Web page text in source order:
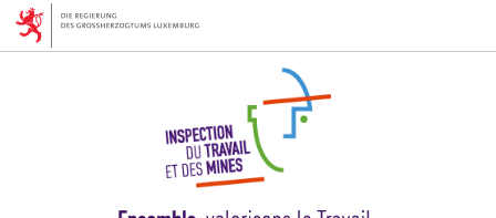
Zur
Navigation
Zum
Inhalt